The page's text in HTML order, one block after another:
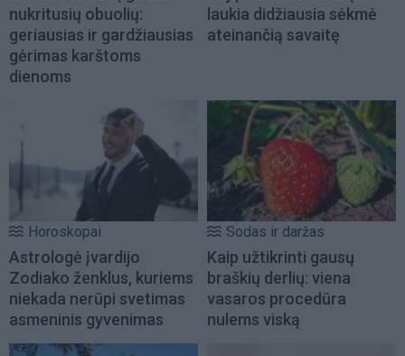
nukritusių obuolių:
geriausias ir gardžiausias
gėrimas karštoms
dienoms
laukia didžiausia sėkmė
ateinančią savaitę
Horoskopai
Astrologė įvardijo
Zodiako ženklus, kuriems
niekada nerūpi svetimas
asmeninis gyvenimas
Sodas ir daržas
Kaip užtikrinti gausų
braškių derlių: viena
vasaros procedūra
nulems viską